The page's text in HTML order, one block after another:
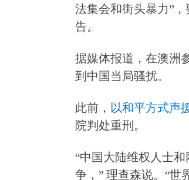
法集会和街头暴力”
告。
据媒体报道，在澳洲
到中国当局骚扰。
此前， 以和平方式声
院判处重刑。
“中国大陆维权人士
争，” 理查森说。“世